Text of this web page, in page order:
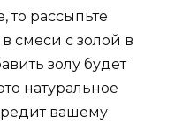
то рассыпьте
смеси с золой в
золу будет
натуральное
вашему